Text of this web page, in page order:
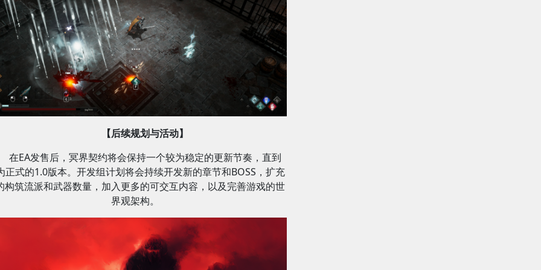
【后续规划与活动】
在EA发售后，冥界契约将会保持一个较为稳定的更新节奏，直到
正式的1.0版本。开发组计划将会持续开发新的章节和BOSS，扩充
构筑流派和武器数量，加入更多的可交互内容，以及完善游戏的世
界观架构。